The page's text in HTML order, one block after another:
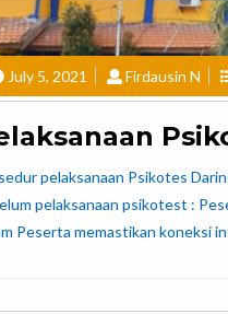
July 5, 2021 Firdausin N
pelaksanaan Psikotes
pelaksanaan psikotest :
Peserta memastikan koneksi